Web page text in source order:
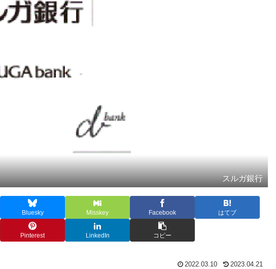
スルガ銀行
Bluesky Misskey Facebook はてブ
Pinterest LinkedIn コピー
2022.03.10 2023.04.21